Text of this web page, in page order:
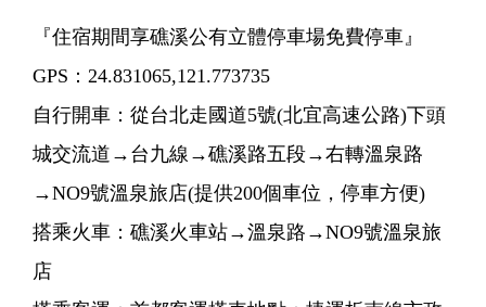
『住宿期間享礁溪公有立體停車場免費停車』
GPS：24.831065,121.773735
自行開車：從台北走國道5號(北宜高速公路)下頭
城交流道→台九線→礁溪路五段→右轉溫泉路
→NO9號溫泉旅店(提供200個車位，停車方便)
搭乘火車：礁溪火車站→溫泉路→NO9號溫泉旅
店